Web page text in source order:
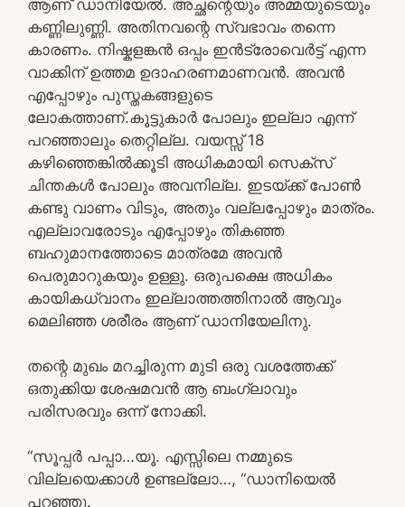
ആണ് ഡാനിയേൽ. അച്ഛന്റെയും അമ്മയുടെയും
കണ്ണിലുണ്ണി. അതിനവന്റെ സ്വഭാവം തന്നെ
കാരണം. നിഷ്കളങ്കൻ ഒപ്പം ഇൻട്രോവെർട്ട് എന്ന
വാക്കിന്‌ ഉത്തമ ഉദാഹരണമാണവൻ. അവൻ
എപ്പോഴും പുസ്തകങ്ങളുടെ
ലോകത്താണ്.കൂട്ടുകാർ പോലും ഇല്ലാ എന്ന്
പറഞ്ഞാലും തെറ്റില്ല. വയസ്സ് 18
കഴിഞ്ഞെങ്കിൽക്കൂടി അധികമായി സെക്സ്
ചിന്തകൾ പോലും അവനില്ല. ഇടയ്ക്ക് പോൺ
കണ്ടു വാണം വിടും, അതും വല്ലപ്പോഴും മാത്രം.
എല്ലാവരോടും എപ്പോഴും തികഞ്ഞ
ബഹുമാനത്തോടെ മാത്രമേ അവൻ
പെരുമാറുകയും ഉള്ളു. ഒരുപക്ഷെ അധികം
കായികധ്വാനം ഇല്ലാത്തത്തിനാൽ ആവും
മെലിഞ്ഞ ശരീരം ആണ് ഡാനിയേലിനു.
തന്റെ മുഖം മറച്ചിരുന്ന മുടി ഒരു വശത്തേക്ക്
ഒതുക്കിയ ശേഷമവൻ ആ ബംഗ്ലാവും
പരിസരവും ഒന്ന് നോക്കി.
“സൂപ്പർ പപ്പാ…യൂ. എസ്സിലെ നമ്മുടെ
വില്ലയെക്കാൾ ഉണ്ടല്ലോ…, “ഡാനിയെൽ
പറഞ്ഞു.